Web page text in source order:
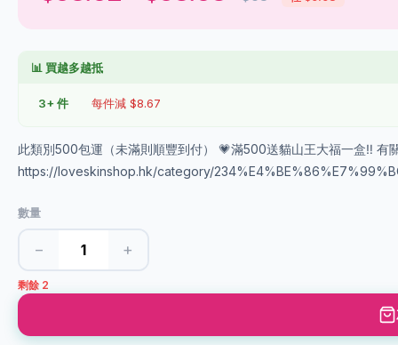
📊 買越多越抵
3+ 件 每件減 $8.67
此類別500包運（未滿則順豐到付） 💗滿500送貓山王大福一盒‼️ 有關
https://loveskinshop.hk/category/
數量
− +
剩餘 2